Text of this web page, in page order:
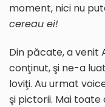
moment, nici nu
cereau ei!
Din păcate, a venit
conţinut, şi ne-a
loviţi. Au urmat
şi pictorii. Mai